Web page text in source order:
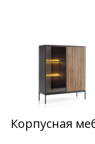
Корпусная